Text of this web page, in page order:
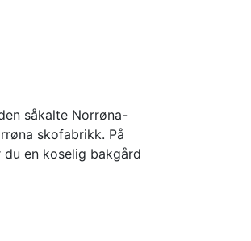
såkalte Norrøna-
skofabrikk. På
en koselig bakgård